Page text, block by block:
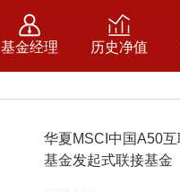
基金经理 历史净值
华夏MSCI中国A50
基金发起式联接基金